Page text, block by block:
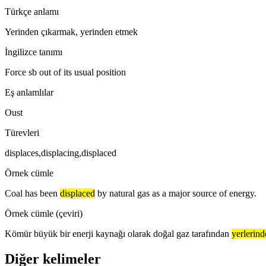
Türkçe anlamı
Yerinden çıkarmak, yerinden etmek
İngilizce tanımı
Force sb out of its usual position
Eş anlamlılar
Oust
Türevleri
displaces,displacing,displaced
Örnek cümle
Coal has been displaced by natural gas as a major source of energy.
Örnek cümle (çeviri)
Kömür büyük bir enerji kaynağı olarak doğal gaz tarafından
Diğer kelimeler